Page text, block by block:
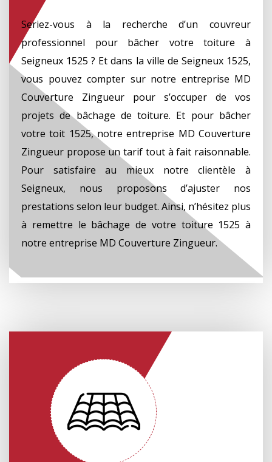
Seriez-vous à la recherche d’un couvreur
professionnel pour bâcher votre toiture à
Seigneux 1525 ? Et dans la ville de Seigneux 1525,
vous pouvez compter sur notre entreprise MD
Couverture Zingueur pour s’occuper de vos
projets de bâchage de toiture. Et pour bâcher
votre toit 1525, notre entreprise MD Couverture
Zingueur propose un tarif tout à fait raisonnable.
Pour satisfaire au mieux notre clientèle à
Seigneux, nous proposons d’ajuster nos
prestations selon leur budget. Ainsi, n’hésitez plus
à remettre le bâchage de votre toiture 1525 à
notre entreprise MD Couverture Zingueur.